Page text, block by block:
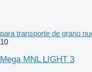
para transporte de grano
10
Mega MNL LIGHT 3